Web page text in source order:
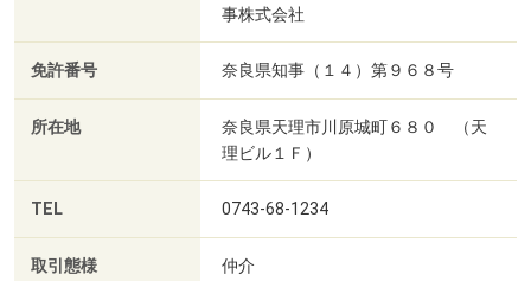
事株式会社
免許番号 奈良県知事（１４）第９６８号
所在地
奈良県天理市川原城町６８０ （天
理ビル１Ｆ）
TEL 0743-68-1234
取引態様 仲介